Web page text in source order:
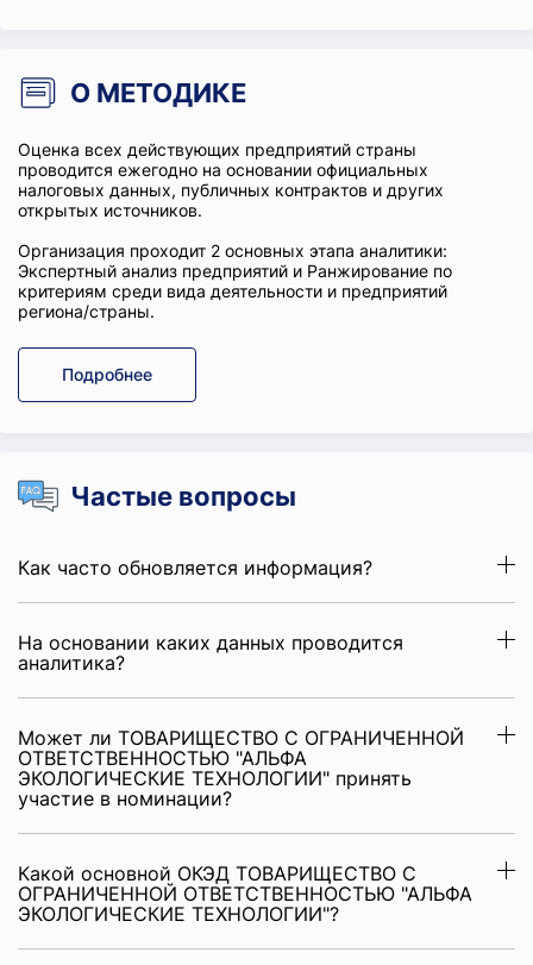
О МЕТОДИКЕ
Оценка всех действующих предприятий страны
проводится ежегодно на основании официальных
налоговых данных, публичных контрактов и других
открытых источников.
Организация проходит 2 основных этапа аналитики:
Экспертный анализ предприятий и Ранжирование по
критериям среди вида деятельности и предприятий
региона/страны.
Подробнее
Частые вопросы
Как часто обновляется информация?
На основании каких данных проводится
аналитика?
Может ли ТОВАРИЩЕСТВО С ОГРАНИЧЕННОЙ
ОТВЕТСТВЕННОСТЬЮ "АЛЬФА
ЭКОЛОГИЧЕСКИЕ ТЕХНОЛОГИИ" принять
участие в номинации?
Какой основной ОКЭД ТОВАРИЩЕСТВО С
ОГРАНИЧЕННОЙ ОТВЕТСТВЕННОСТЬЮ "АЛЬФА
ЭКОЛОГИЧЕСКИЕ ТЕХНОЛОГИИ"?